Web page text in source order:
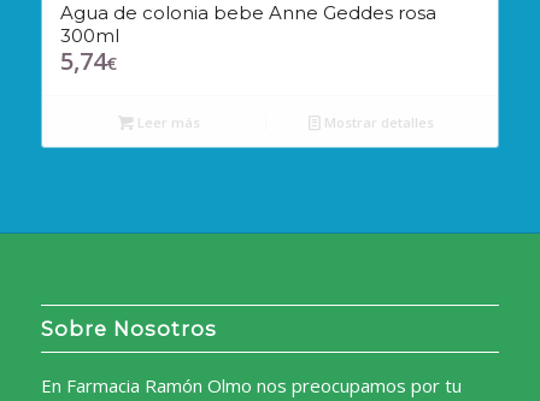
Agua de colonia bebe Anne Geddes rosa
300ml
5,74€
Leer más Mostrar detalles
Sobre Nosotros
En Farmacia Ramón Olmo nos preocupamos por tu